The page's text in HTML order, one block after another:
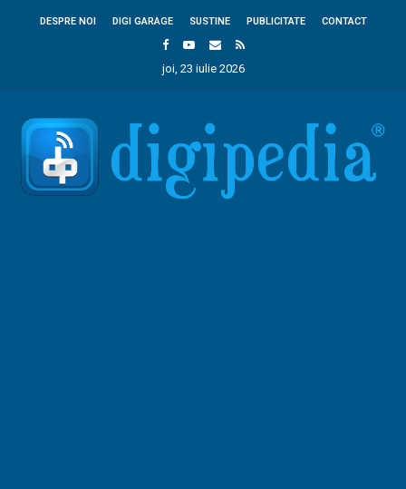
DESPRE NOI DIGI GARAGE SUSTINE PUBLICITATE CONTACT
joi, 23 iulie 2026